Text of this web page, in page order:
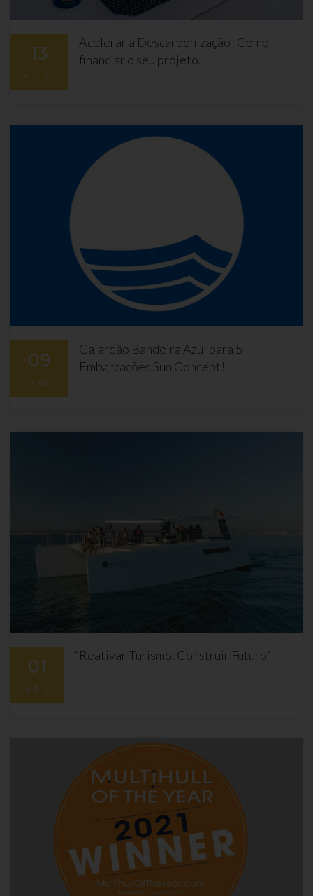
13
outubro
Acelerar a Descarbonização! Como
financiar o seu projeto.
09
maio
Galardão Bandeira Azul para 5
Embarcações Sun Concept!
01
julho
“Reativar Turismo. Construir Futuro”